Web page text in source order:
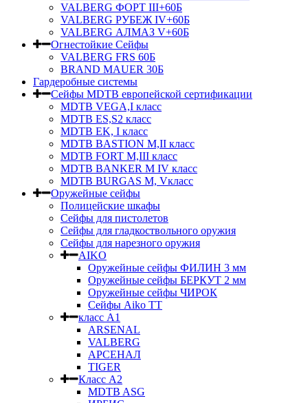
VALBERG ФОРТ III+60Б
VALBERG РУБЕЖ IV+60Б
VALBERG АЛМАЗ V+60Б
Огнестойкие Сейфы
VALBERG FRS 60Б
BRAND MAUER 30Б
Гардеробные системы
Сейфы MDTB европейской сертификации
MDTB VEGA,I класс
MDTB ES,S2 класс
MDTB EK, I класс
MDTB BASTION M,II класс
MDTB FORT M,III класс
MDTB BANKER M IV класс
MDTB BURGAS M, Vкласс
Оружейные сейфы
Полицейские шкафы
Сейфы для пистолетов
Сейфы для гладкоствольного оружия
Сейфы для нарезного оружия
AIKO
Оружейные сейфы ФИЛИН 3 мм
Оружейные сейфы БЕРКУТ 2 мм
Оружейные сейфы ЧИРОК
Сейфы Aikо ТТ
класс А1
ARSENAL
VALBERG
АРСЕНАЛ
TIGER
Класс А2
MDTB ASG